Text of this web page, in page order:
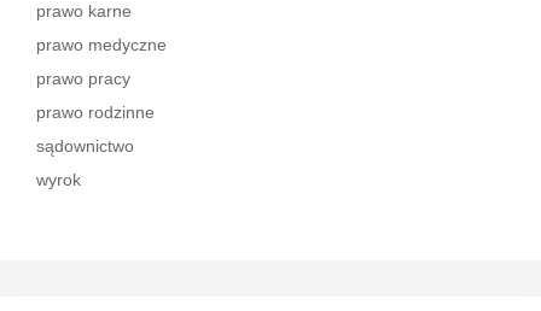
prawo karne
prawo medyczne
prawo pracy
prawo rodzinne
sądownictwo
wyrok